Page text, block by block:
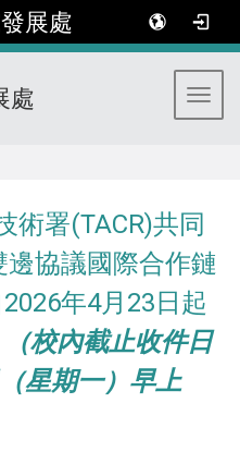
展處
處
術署(TACR)共同
協議國際合作鏈
年4月23日起
（校內截止收件日
星期一）早上